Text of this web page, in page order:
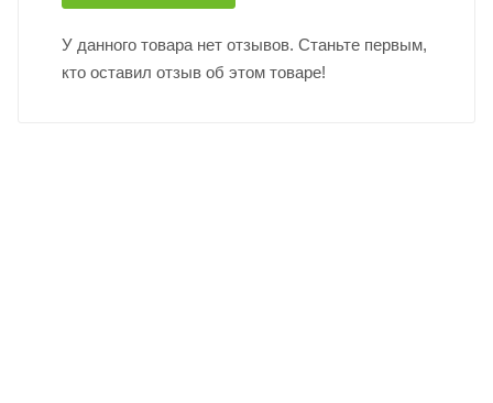
У данного товара нет отзывов. Станьте первым,
кто оставил отзыв об этом товаре!